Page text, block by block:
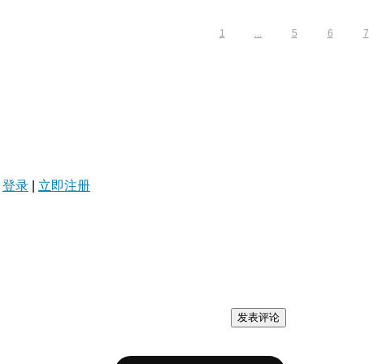
1 ... 5 6 7
登录 立即注册
发表评论